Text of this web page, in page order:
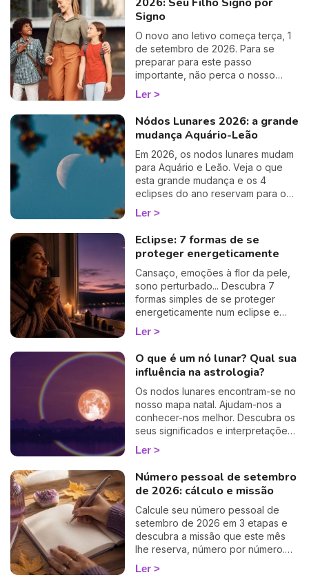
Signo
O novo ano letivo começa terça, 1
de setembro de 2026. Para se
preparar para este passo
importante, não perca o nosso
horóscopo especial de regresso
às aulas!
Ler
Nódos Lunares 2026: a grande
mudança Aquário-Leão
Em 2026, os nodos lunares mudam
para Aquário e Leão. Veja o que
esta grande mudança e os 4
eclipses do ano reservam para o
seu signo.
Ler
Eclipse: 7 formas de se
proteger energeticamente
Cansaço, emoções à flor da pele,
sono perturbado... Descubra 7
formas simples de se proteger
energeticamente num eclipse e
atravessá-lo com suavidade. 🛡️🌒
Ler
O que é um nó lunar? Qual sua
influência na astrologia?
Os nodos lunares encontram-se no
nosso mapa natal. Ajudam-nos a
conhecer-nos melhor. Descubra os
seus significados e interpretações
astrológicas.
Ler
Número pessoal de setembro
de 2026: cálculo e missão
Calcule seu número pessoal de
setembro de 2026 em 3 etapas e
descubra a missão que este mês
lhe reserva, número por número.
🔢✨
Ler